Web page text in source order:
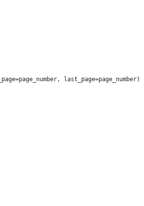
last_page=page_number)